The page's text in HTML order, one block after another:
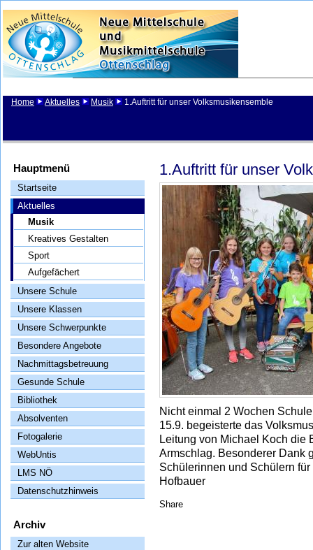
Home Aktuelles Musik 1.Auftritt für unser Volksmusikensemble
Hauptmenü
Startseite
Aktuelles
Musik
Kreatives Gestalten
Sport
Aufgefächert
Unsere Schule
Unsere Klassen
Unsere Schwerpunkte
Besondere Angebote
Nachmittagsbetreuung
Gesunde Schule
Bibliothek
Absolventen
Fotogalerie
WebUntis
LMS NÖ
Datenschutzhinweis
Archiv
Zur alten Website
1.Auftritt für unser
Nicht einmal 2 Wochen
15.9. begeisterte das
Leitung von Michael Koch die
Armschlag. Besonderer Dank
Schülerinnen und Schülern
Hofbauer
Share